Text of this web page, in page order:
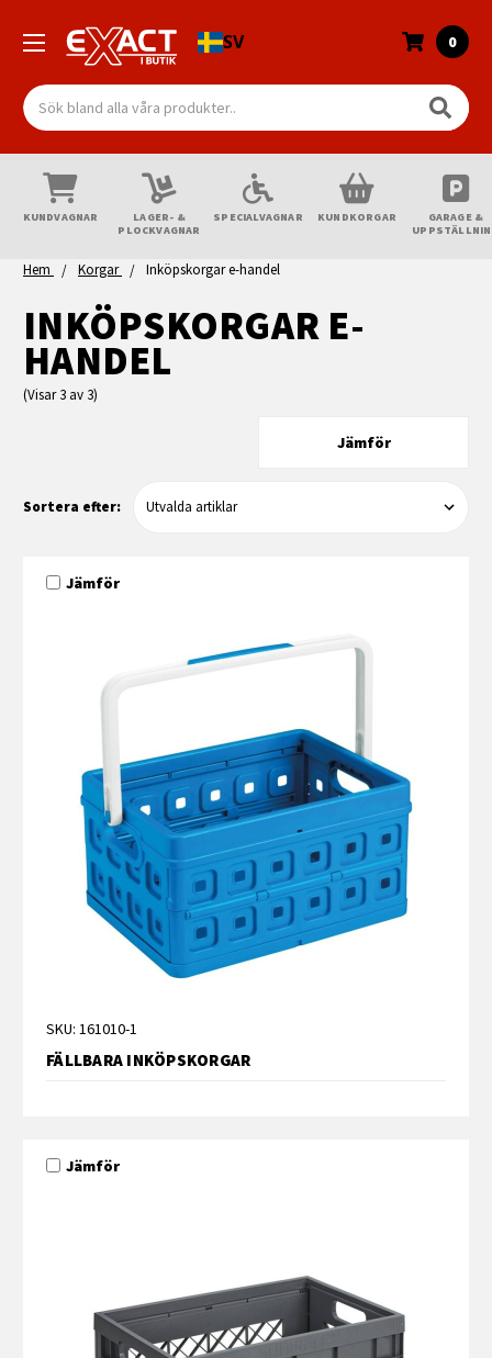
SV
Sök
0
KUNDVAGNAR
LAGER- &
PLOCKVAGNAR
SPECIALVAGNAR KUNDKORGAR
GARAGE &
Hem Korgar Inköpskorgar e-handel
INKÖPSKORGAR E-
HANDEL
(Visar 3 av 3)
Jämför
Sortera efter:
Jämför
SKU: 161010-1
FÄLLBARA INKÖPSKORGAR
Jämför